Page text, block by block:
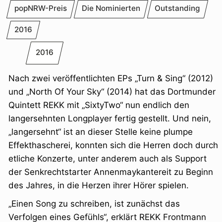
popNRW-Preis Die Nominierten Outstanding
2016
2016
Nach zwei veröffentlichten EPs „Turn & Sing“ (2012)
und „North Of Your Sky“ (2014) hat das Dortmunder
Quintett REKK mit „SixtyTwo“ nun endlich den
langersehnten Longplayer fertig gestellt. Und nein,
„langersehnt“ ist an dieser Stelle keine plumpe
Effekthascherei, konnten sich die Herren doch durch
etliche Konzerte, unter anderem auch als Support
der Senkrechtstarter Annenmaykantereit zu Beginn
des Jahres, in die Herzen ihrer Hörer spielen.
„Einen Song zu schreiben, ist zunächst das
Verfolgen eines Gefühls“, erklärt REKK Frontmann